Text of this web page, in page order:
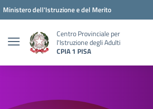
Vai ai contenuti
Vai al menu di navigazione
Vai al footer
Ministero dell'Istruzione e del Merito
Centro Provinciale per
l'Istruzione degli Adulti
CPIA 1 PISA